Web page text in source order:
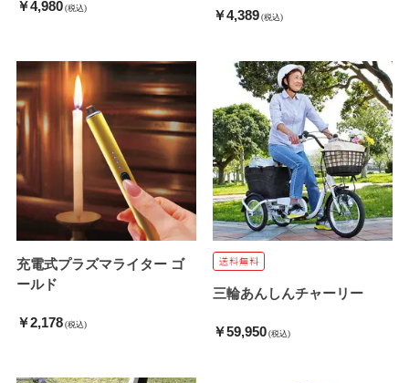
￥4,980 (税込) ￥4,389 (税込)
充電式プラズマライター ゴ
ールド
￥2,178 (税込)
三輪あんしんチャーリー
￥59,950 (税込)